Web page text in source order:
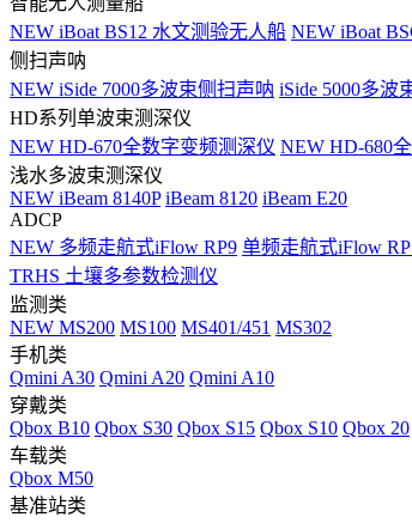
NEW iBoat BS12 水文测验无人船 NEW iBoat
侧扫声呐
NEW iSide 7000多波束侧扫声呐 iSide 5000多波
HD系列单波束测深仪
NEW HD-670全数字变频测深仪 NEW HD-680
浅水多波束测深仪
NEW iBeam 8140P iBeam 8120 iBeam E20
ADCP
NEW 多频走航式iFlow RP9 单频走航式iFlow
TRHS 土壤多参数检测仪
监测类
NEW MS200 MS100 MS401/451 MS302
手机类
Qmini A30 Qmini A20 Qmini A10
穿戴类
Qbox B10 Qbox S30 Qbox S15 Qbox S10 Qbox 20
车载类
Qbox M50
基准站类